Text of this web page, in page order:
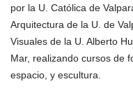
por la U. Católica de
Arquitectura de la U. de
Visuales de la U. Alberto
Mar, realizando cursos de
espacio, y escultura.